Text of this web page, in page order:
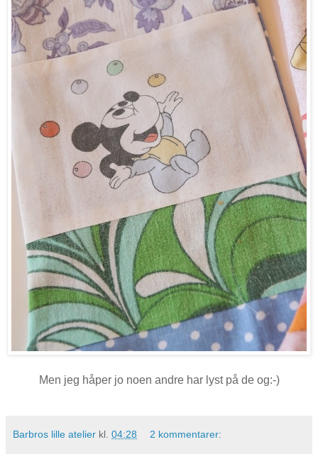
Men jeg håper jo noen andre har lyst på de og:-)
Barbros lille atelier kl. 04:28 2 kommentarer: